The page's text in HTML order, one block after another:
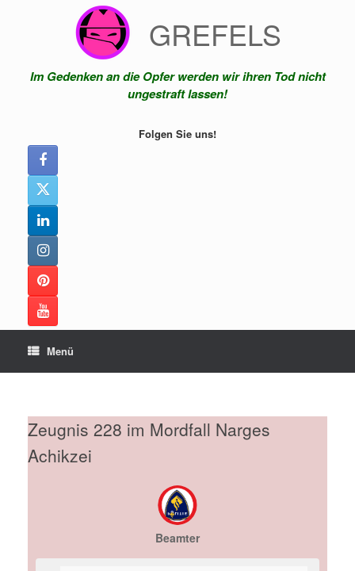
GREFELS
Im Gedenken an die Opfer werden wir ihren Tod nicht
ungestraft lassen!
Folgen Sie uns!
Menü
Zeugnis 228 im Mordfall Narges
Achikzei
Beamter